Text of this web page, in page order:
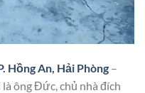
Hồng An, Hải Phòng –
ông Đức, chủ nhà đích